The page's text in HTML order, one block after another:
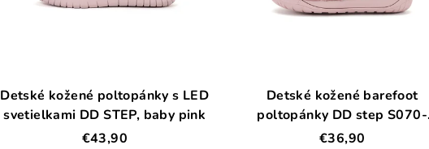
Detské kožené poltopánky s LED
svetielkami DD STEP, baby pink
€43,90
Detské kožené barefoot
poltopánky DD step S070-
52724
€36,90